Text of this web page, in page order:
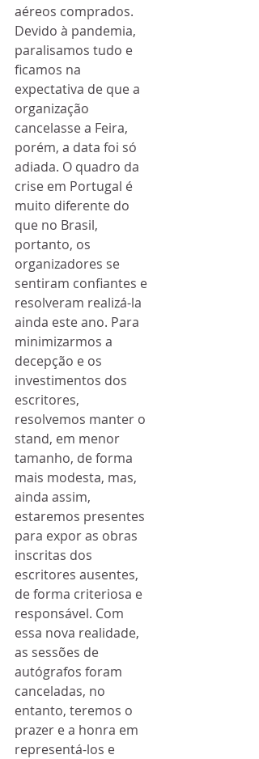
aéreos comprados.
Devido à pandemia,
paralisamos tudo e
ficamos na
expectativa de que a
organização
cancelasse a Feira,
porém, a data foi só
adiada. O quadro da
crise em Portugal é
muito diferente do
que no Brasil,
portanto, os
organizadores se
sentiram confiantes e
resolveram realizá-la
ainda este ano. Para
minimizarmos a
decepção e os
investimentos dos
escritores,
resolvemos manter o
stand, em menor
tamanho, de forma
mais modesta, mas,
ainda assim,
estaremos presentes
para expor as obras
inscritas dos
escritores ausentes,
de forma criteriosa e
responsável. Com
essa nova realidade,
as sessões de
autógrafos foram
canceladas, no
entanto, teremos o
prazer e a honra em
representá-los e